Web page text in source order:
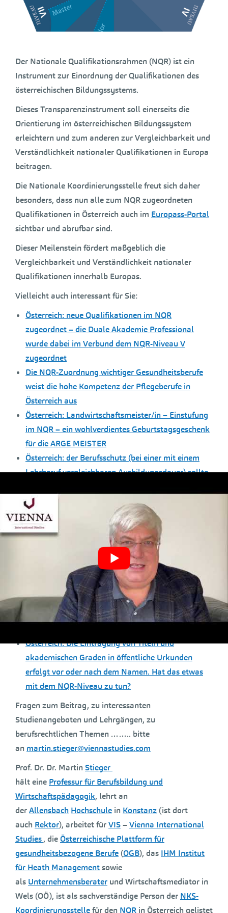
Der Nationale Qualifikationsrahmen (NQR) ist ein
Instrument zur Einordnung der Qualifikationen des
österreichischen Bildungssystems.
Dieses Transparenzinstrument soll einerseits die
Orientierung im österreichischen Bildungssystem
erleichtern und zum anderen zur Vergleichbarkeit und
Verständlichkeit nationaler Qualifikationen in Europa
beitragen.
Die Nationale Koordinierungsstelle freut sich daher
besonders, dass nun alle zum NQR zugeordneten
Qualifikationen in Österreich auch im Europass-Portal
sichtbar und abrufbar sind.
Dieser Meilenstein fördert maßgeblich die
Vergleichbarkeit und Verständlichkeit nationaler
Qualifikationen innerhalb Europas.
Vielleicht auch interessant für Sie:
Österreich: neue Qualifikationen im NQR
zugeordnet – die Duale Akademie Professional
wurde dabei im Verbund dem NQR-Niveau V
zugeordnet
Die NQR-Zuordnung wichtiger Gesundheitsberufe
weist die hohe Kompetenz der Pflegeberufe in
Österreich aus
Österreich: Landwirtschaftsmeister/in – Einstufung
im NQR – ein wohlverdientes Geburtstagsgeschenk
für die ARGE MEISTER
Österreich: der Berufsschutz (bei einer mit einem
Lehrberuf vergleichbaren Ausbildungsdauer) sollte
Referenz darauf) gegeben sein:
Österreich: geprüften Meisterinnen und Meister
aller 15 land- und forstwirtschaftlichen Berufe;
Pflegeassistent/in, Pflegefachassistent/in und
diplomierte/r Gesundheits- und Krankenpfleger/in
nun dem NKS zugeordnet!
EQR, DQR, NQR, me, Ing., Msr., Bachelor
Professional, PhD …….?
Österreich: NQR-Zuordnung der sonstigen
Österreich: Die Eintragung von Titeln und
akademischen Graden in öffentliche Urkunden
erfolgt vor oder nach dem Namen. Hat das etwas
mit dem NQR-Niveau zu tun?
Fragen zum Beitrag, zu interessanten
Studienangeboten und Lehrgängen, zu
berufsrechtlichen Themen …….. bitte
an martin.stieger@viennastudies.com
Prof. Dr. Dr. Martin Stieger
hält eine Professur für Berufsbildung und
Wirtschaftspädagogik, lehrt an
derAllensbach Hochschule in Konstanz (ist dort
auch Rektor), arbeitet fürVIS–Vienna International
Studies, dieÖsterreichische Plattform für
gesundheitsbezogene Berufe (OGB), das IHM Institut
für Heath Managementsowie
als Unternehmensberater und Wirtschaftsmediator in
Wels (OÖ), ist als sachverständige Person der NKS-
Koordinierungsstellefür den NQR in Österreich gelistet